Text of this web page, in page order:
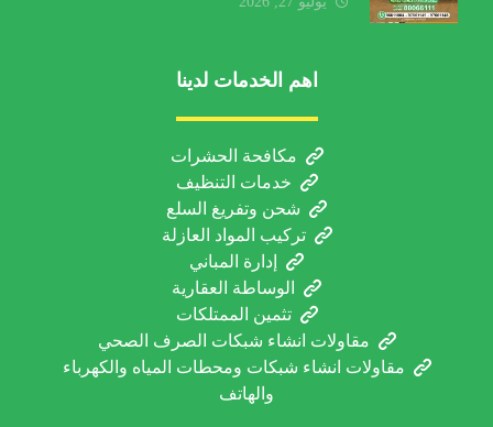
اهم الخدمات لدينا
مكافحة الحشرات
خدمات التنظيف
شحن وتفريغ السلع
تركيب المواد العازلة
إدارة المباني
الوساطة العقارية
تثمين الممتلكات
مقاولات انشاء شبكات الصرف الصحي
مقاولات انشاء شبكات ومحطات المياه والكهرباء
والهاتف